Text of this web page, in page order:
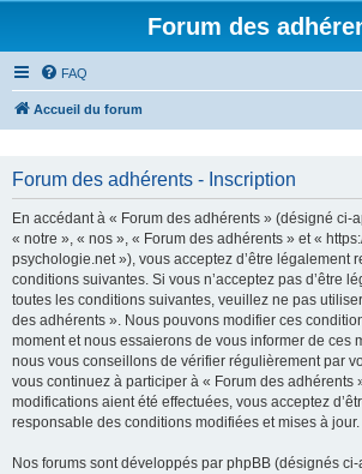
Forum des
FAQ
Accueil du forum
Forum des adhérents - Inscription
En accédant à « Forum des adhérents » (désigné ci-
« notre », « nos », « Forum des adhérents » et «
psychologie.net »), vous acceptez d’être légalement
conditions suivantes. Si vous n’acceptez pas d’être
toutes les conditions suivantes, veuillez ne pas
des adhérents ». Nous pouvons modifier ces
moment et nous essaierons de vous informer de ces
nous vous conseillons de vérifier régulièrement par
vous continuez à participer à « Forum des adhérents
modifications aient été effectuées, vous acceptez
responsable des conditions modifiées et mises à jour.
Nos forums sont développés par phpBB (désignés ci-